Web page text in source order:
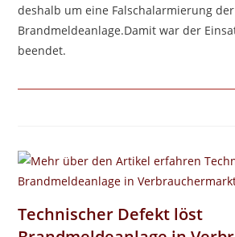
deshalb um eine Falschalarmierung der
Brandmeldeanlage.Damit war der
beendet.
Technischer Defekt löst